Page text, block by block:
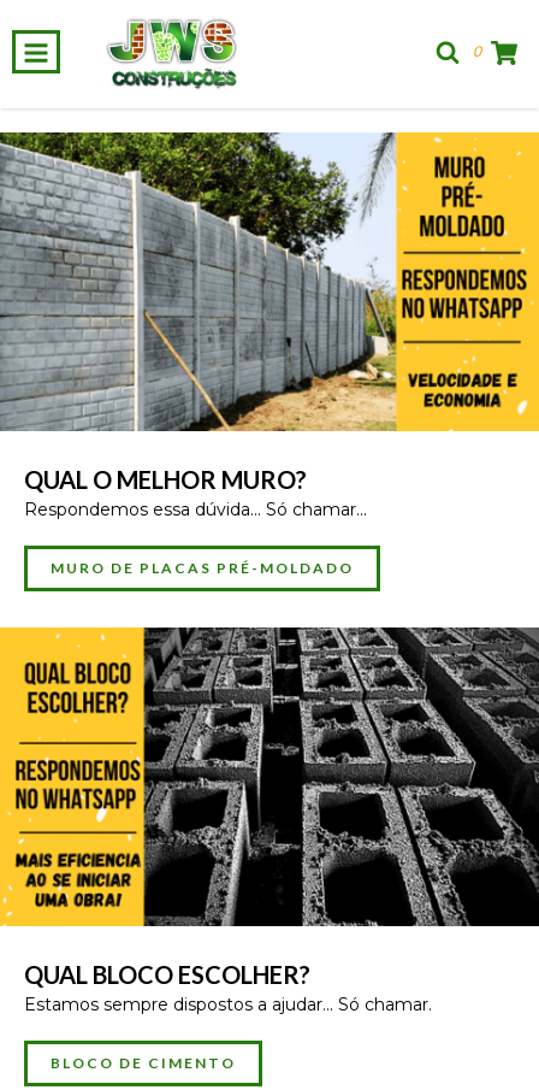
0
QUAL O MELHOR MURO?
Respondemos essa dúvida... Só chamar...
MURO DE PLACAS PRÉ-MOLDADO
QUAL BLOCO ESCOLHER?
Estamos sempre dispostos a ajudar... Só chamar.
BLOCO DE CIMENTO